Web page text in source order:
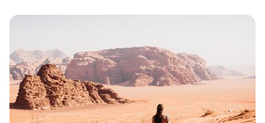
средства, одежду, украшения, предметы интерьера
где их купить.